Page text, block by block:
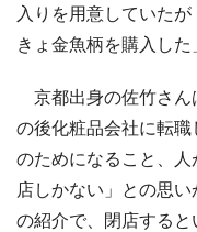
入りを用意していた
きょ金魚柄を購入した
京都出身の佐竹さん
の後化粧品会社に転
のためになること、
店しかない」との思
の紹介で、閉店する